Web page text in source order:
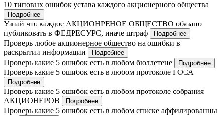
10 типовых ошибок устава каждого акционерного общества
Подробнее
Узнай что каждое АКЦИОНРЕНОЕ ОБЩЕСТВО обязано
публиковать в ФЕДРЕСУРС, иначе штраф
Подробнее
Проверь любое акционерное общество на ошибки в
раскрытии информации
Подробнее
Проверь какие 5 ошибок есть в любом бюллетене Подробнее
Проверь какие 5 ошибок есть в любом протоколе ГОСА
Подробнее
Проверь какие 5 ошибок есть в любом протоколе собрания
АКЦИОНЕРОВ
Подробнее
Проверь какие 5 ошибок есть в любом списке аффилированны